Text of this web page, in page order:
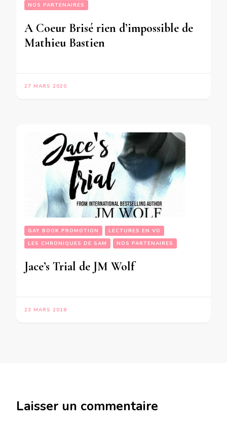
NOS PARTENAIRES
A Coeur Brisé rien d’impossible de
Mathieu Bastien
27 MARS 2020
GAY BOOK PROMOTION
LECTURES EN VO
LES CHRONIQUES DE SAM
NOS PARTENAIRES
Jace’s Trial de JM Wolf
23 MARS 2018
Laisser un commentaire